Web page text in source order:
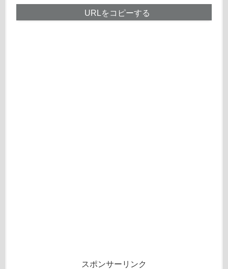
URLをコピーする
スポンサーリンク